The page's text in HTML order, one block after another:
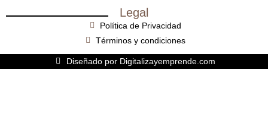
Legal
Política de Privacidad
Términos y condiciones
Diseñado por Digitalizayemprende.com